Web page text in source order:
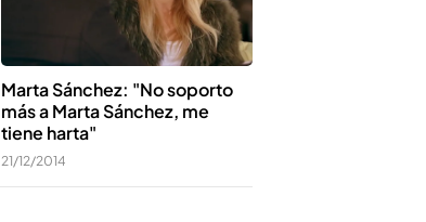
Marta Sánchez: "No soporto
más a Marta Sánchez, me
tiene harta"
21/12/2014